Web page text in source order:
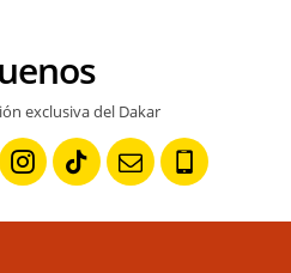
exclusiva del Dakar